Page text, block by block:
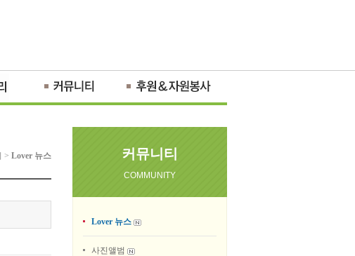
커뮤니티
COMMUNITY
Lover 뉴스
사진앨범
> Lover 뉴스